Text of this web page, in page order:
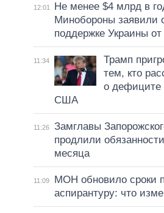
12:01
Не менее $4 млрд в
Минобороны заявили
поддержке Украины
11:34
Трамп
тем, кто
о дефиците
США
11:26
Замглавы
продлили
месяца
11:09
МОН обновило сроки
аспирантуру: что